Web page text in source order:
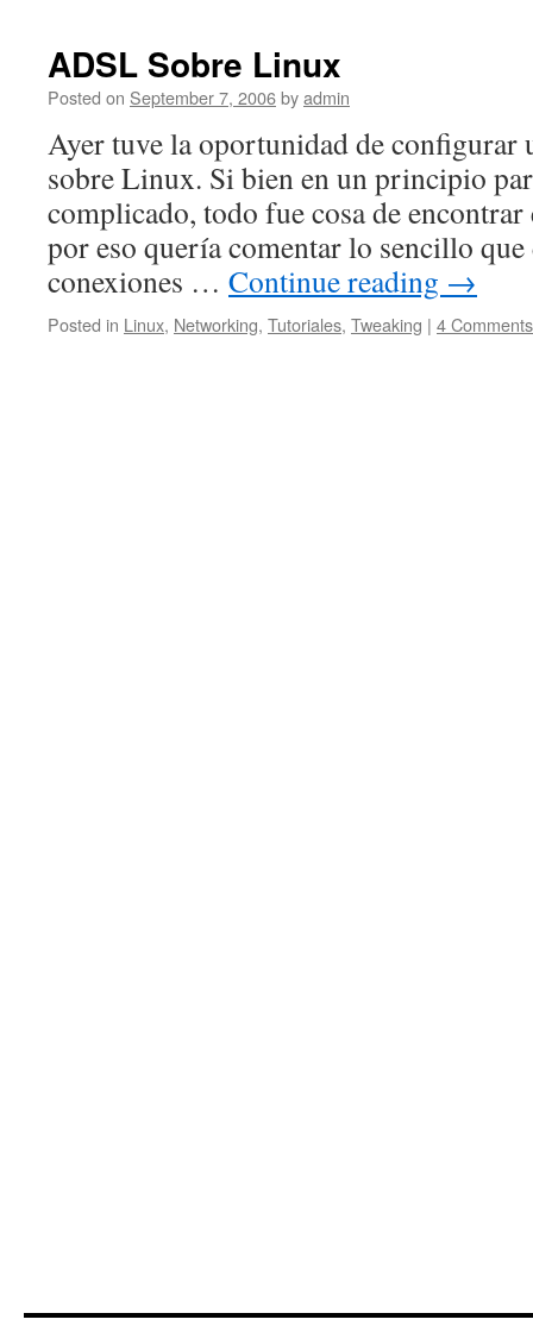
ADSL Sobre Linux
Posted on September 7, 2006byadmin
Ayer tuve la oportunidad de configurar
sobre Linux. Si bien en un principio
complicado, todo fue cosa de
por eso quería comentar lo sencillo que
conexiones … Continue reading →
Posted in Linux, Networking, Tutoriales, Tweaking | 4 Comments